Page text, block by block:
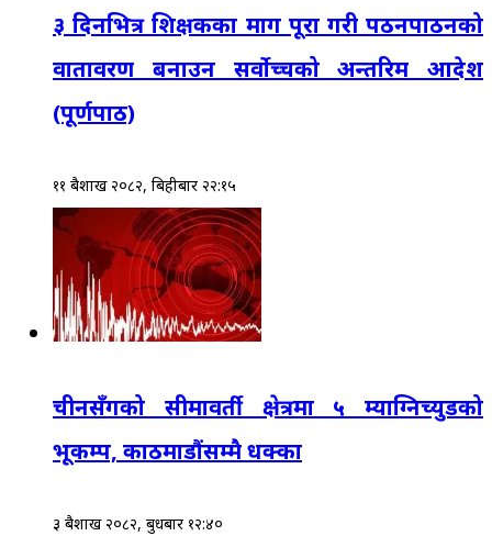
३ दिनभित्र शिक्षकका माग पूरा गरी पठनपाठनको
वातावरण बनाउन सर्वोच्चको अन्तरिम आदेश
(पूर्णपाठ)
११ बैशाख २०८२, बिहीबार २२:१५
चीनसँगको सीमावर्ती क्षेत्रमा ५ म्याग्निच्युडको
भूकम्प, काठमाडौंसम्मै धक्का
३ बैशाख २०८२, बुधबार १२:४०